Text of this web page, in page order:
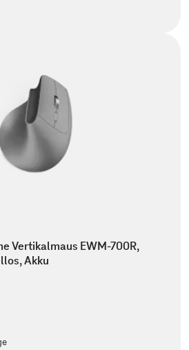
Vertikalmaus EWM-700R,
Akku